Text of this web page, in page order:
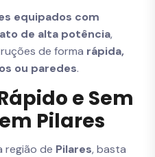
equipados com
de alta potência,
de forma rápida,
ou paredes.
e Sem
Pilares
região de Pilares, basta